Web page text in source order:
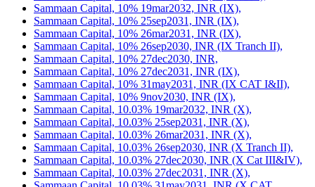
Sammaan Capital, 10% 19mar2032, INR (IX),
Sammaan Capital, 10% 25sep2031, INR (IX),
Sammaan Capital, 10% 26mar2031, INR (IX),
Sammaan Capital, 10% 26sep2030, INR (IX Tranch II),
Sammaan Capital, 10% 27dec2030, INR,
Sammaan Capital, 10% 27dec2031, INR (IX),
Sammaan Capital, 10% 31may2031, INR (IX CAT I&II),
Sammaan Capital, 10% 9nov2030, INR (IX),
Sammaan Capital, 10.03% 19mar2032, INR (X),
Sammaan Capital, 10.03% 25sep2031, INR (X),
Sammaan Capital, 10.03% 26mar2031, INR (X),
Sammaan Capital, 10.03% 26sep2030, INR (X Tranch II),
Sammaan Capital, 10.03% 27dec2030, INR (X Cat III&IV),
Sammaan Capital, 10.03% 27dec2031, INR (X),